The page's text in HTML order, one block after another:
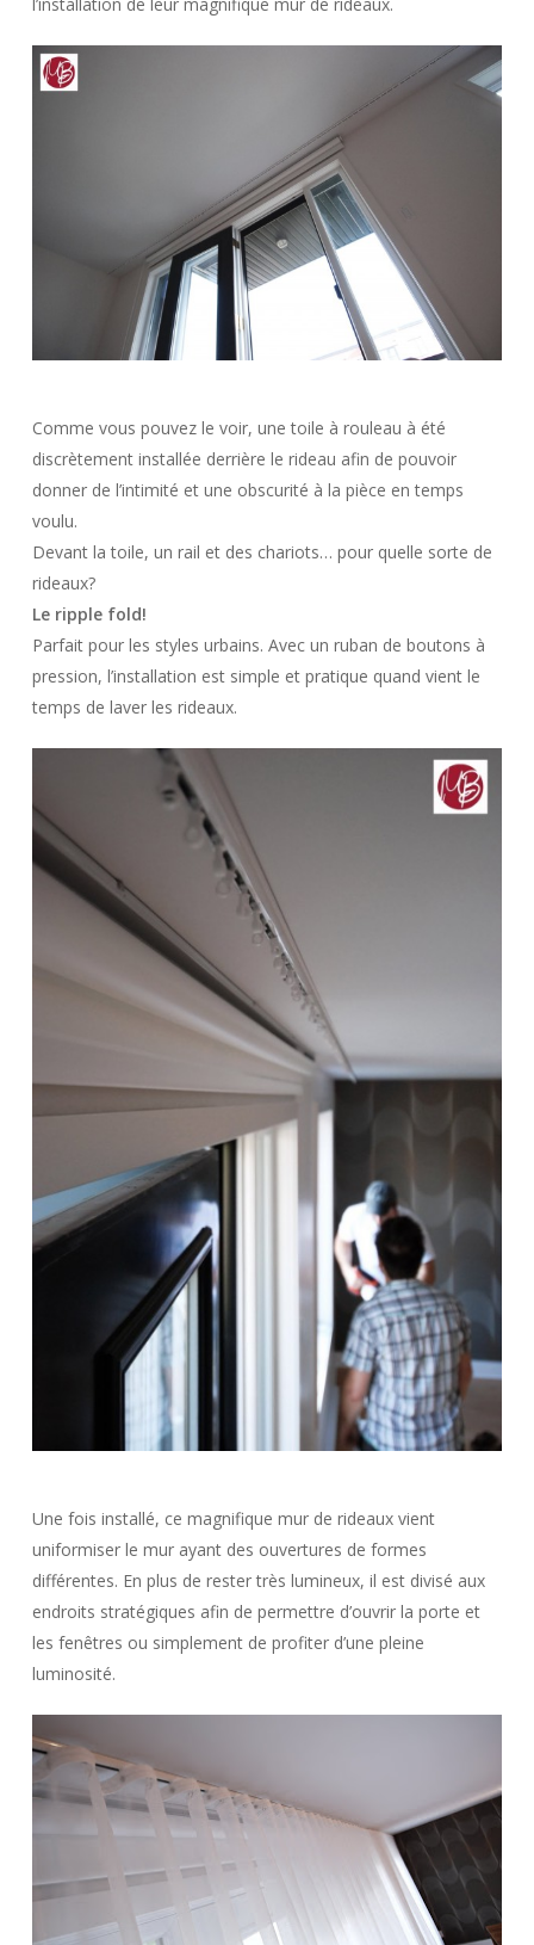
Comme vous pouvez le voir, une toile à rouleau à été
discrètement installée derrière le rideau afin de pouvoir
donner de l’intimité et une obscurité à la pièce en temps
voulu.
Devant la toile, un rail et des chariots… pour quelle sorte de
rideaux?
Le ripple fold!
Parfait pour les styles urbains. Avec un ruban de boutons à
pression, l’installation est simple et pratique quand vient le
temps de laver les rideaux.
Une fois installé, ce magnifique mur de rideaux vient
uniformiser le mur ayant des ouvertures de formes
différentes. En plus de rester très lumineux, il est divisé aux
endroits stratégiques afin de permettre d’ouvrir la porte et
les fenêtres ou simplement de profiter d’une pleine
luminosité.